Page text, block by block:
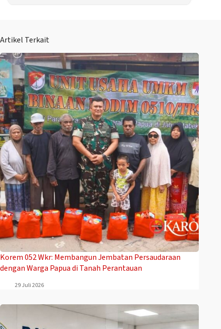
Artikel Terkait
Korem 052 Wkr: Membangun Jembatan Persaudaraan
dengan Warga Papua di Tanah Perantauan
29 Juli 2026